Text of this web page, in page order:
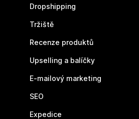
Dropshipping
Tržiště
Recenze produktů
Upselling a balíčky
E-mailový marketing
SEO
Expedice